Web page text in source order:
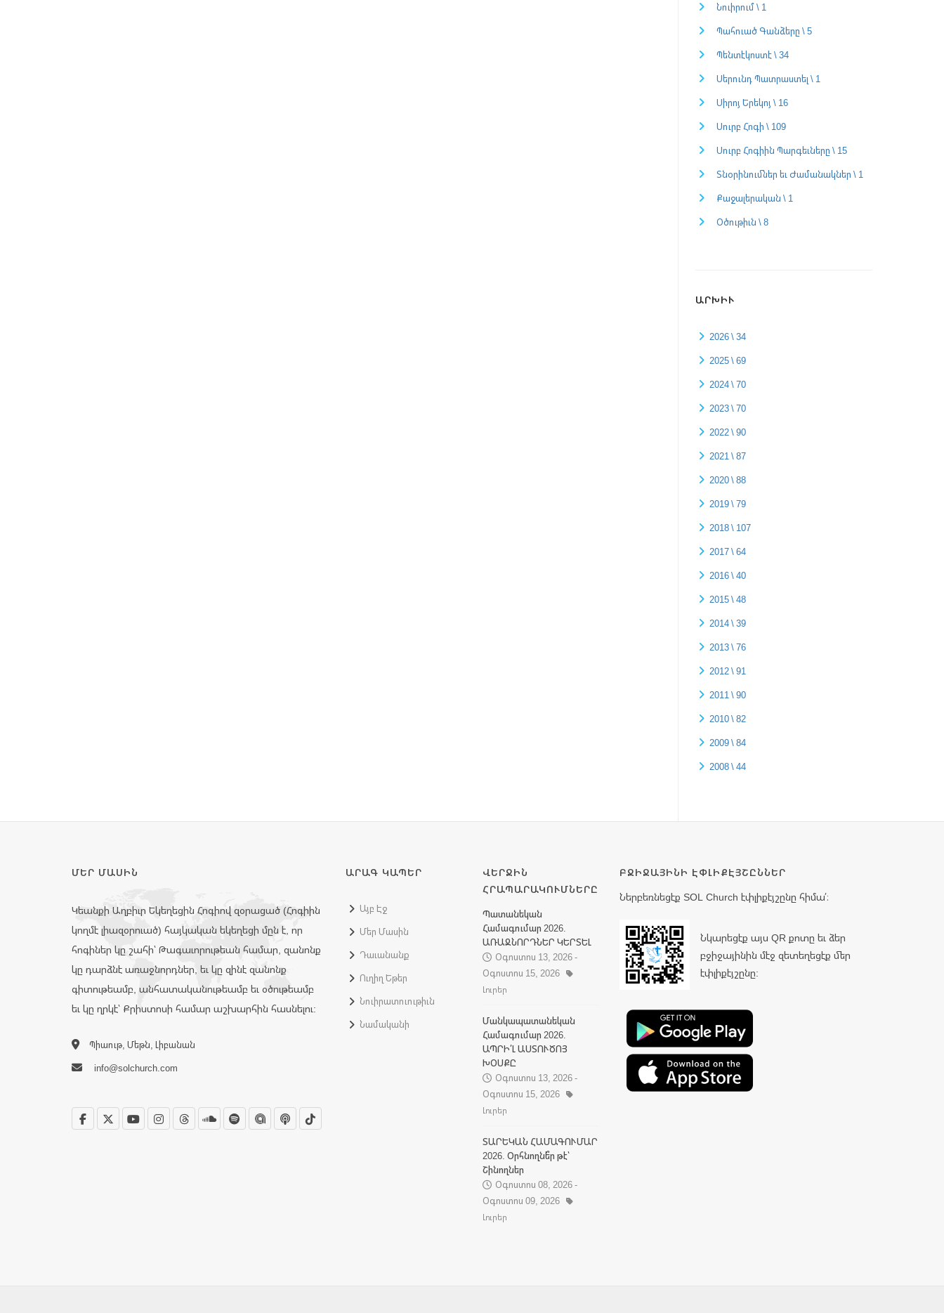
Նուիրում \ 1
Պահուած Գանձերը \ 5
Պենտէկոստէ \ 34
Սերունդ Պատրաստել \ 1
Սիրոյ Երեկոյ \ 16
Սուրբ Հոգի \ 109
Սուրբ Հոգիին Պարգեւները \ 15
Տնօրինումներ եւ Ժամանակներ \ 1
Քաջալերական \ 1
Օծութիւն \ 8
ԱՐԽԻՒ
2026 \ 34
2025 \ 69
2024 \ 70
2023 \ 70
2022 \ 90
2021 \ 87
2020 \ 88
2019 \ 79
2018 \ 107
2017 \ 64
2016 \ 40
2015 \ 48
2014 \ 39
2013 \ 76
2012 \ 91
2011 \ 90
2010 \ 82
2009 \ 84
2008 \ 44
ՄԵՐ ՄԱՍԻՆ
Կեանքի Աղբիւր Եկեղեցին Հոգիով զօրացած (Հոգիին
կողմէ լիազօրուած) հայկական եկեղեցի մըն է, որ
հոգիներ կը շահի՝ Թագաւորութեան համար, զանոնք
կը դարձնէ առաջնորդներ, եւ կը զինէ զանոնք
գիտութեամբ, անհատականութեամբ եւ օծութեամբ
եւ կը ղրկէ՝ Քրիստոսի համար աշխարհին հասնելու:
Պիաութ, Մեթն, Լիբանան
info@solchurch.com
ԱՐԱԳ ԿԱՊԵՐ
Այբ Էջ
Մեր Մասին
Դաւանանք
Ուղիղ Եթեր
Նուիրատուութիւն
Նամականի
ՎԵՐՋԻՆ
ՀՐԱՊԱՐԱԿՈՒՄՆԵՐԸ
Պատանեկան
Համագումար 2026.
ԱՌԱՋՆՈՐԴՆԵՐ ԿԵՐՏԵԼ
Օգոստոս 13, 2026 -
Օգոստոս 15, 2026
Լուրեր
Մանկապատանեկան
Համագումար 2026.
ԱՊՐԻ՛Լ ԱՍՏՈՒԾՈՅ
ԽՕՍՔԸ
Օգոստոս 13, 2026 -
Օգոստոս 15, 2026
Լուրեր
ՏԱՐԵԿԱՆ ՀԱՄԱԳՈՒՄԱՐ
2026. Օրհնողնե՞ր թէ՝
Շինողներ
Օգոստոս 08, 2026 -
Օգոստոս 09, 2026
Լուրեր
ԲՋԻՋԱՅԻՆԻ ԷՓԼԻՔԷՅՇԸՆՆԵՐ
Ներբեռնեցէք SOL Church էփլիքէյշընը հիմա՛։
Նկարեցէք այս QR քոտը եւ ձեր
բջիջայինին մէջ զետեղեցէք մեր
էփլիքէյշընը: